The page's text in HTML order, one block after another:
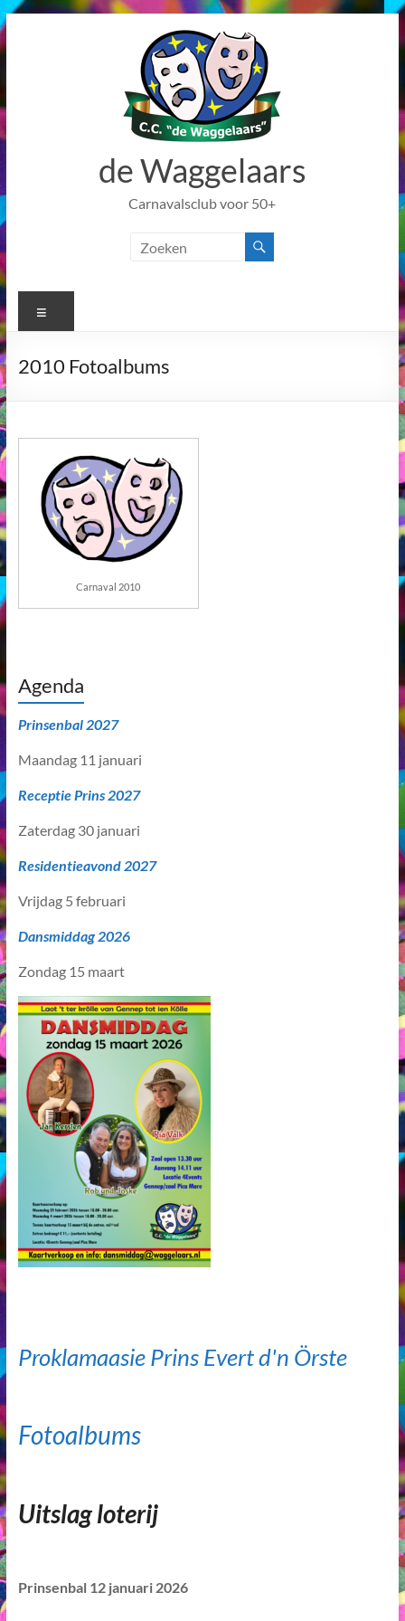
Ga
naar
de
de Waggelaars
Carnavalsclub voor 50+
2010 Fotoalbums
Carnaval 2010
Agenda
Prinsenbal 2027
Maandag 11 januari
Receptie Prins 2027
Zaterdag 30 januari
Residentieavond 2027
Vrijdag 5 februari
Dansmiddag 2026
Zondag 15 maart
Proklamaasie Prins Evert d'n Örste
Fotoalbums
Uitslag loterij
Prinsenbal 12 januari 2026